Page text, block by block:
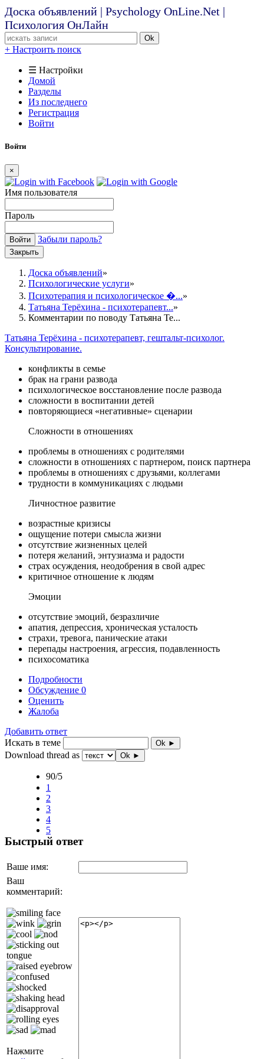
Доска объявлений | Psychology OnLine.Net |
Психология ОнЛайн
Ok
+ Настроить поиск
☰ Настройки
Домой
Разделы
Из последнего
Регистрация
Войти
Войти
×
Имя пользователя
Пароль
Войти Забыли пароль?
Закрыть
Доска объявлений
Психологические услуги
Психотерапия и психологическое �...
Татьяна Терёхина - психотерапевт...
Комментарии по поводу Татьяна Те...
Татьяна Терёхина - психотерапевт, гештальт-психолог.
Консультирование.
конфликты в семье
брак на грани развода
психологическое восстановление после развода
сложности в воспитании детей
повторяющиеся «негативные» сценарии
Сложности в отношениях
проблемы в отношениях с родителями
сложности в отношениях с партнером, поиск партнера
проблемы в отношениях с друзьями, коллегами
трудности в коммуникациях с людьми
Личностное развитие
возрастные кризисы
ощущение потери смысла жизни
отсутствие жизненных целей
потеря желаний, энтузиазма и радости
страх осуждения, неодобрения в свой адрес
критичное отношение к людям
Эмоции
отсутствие эмоций, безразличие
апатия, депрессия, хроническая усталость
страхи, тревога, панические атаки
перепады настроения, агрессия, подавленность
психосоматика
Подробности
Обсуждение 0
Оценить
Жалоба
Добавить ответ
Искать в теме
Ok ►
Download thread as Ok ►
90/5
1
2
3
4
5
Быстрый ответ
Ваше имя:
Ваш
комментарий:
Нажмите